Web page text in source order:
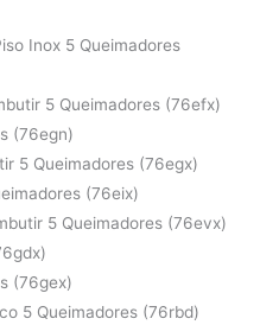
Inox 5 Queimadores
5 Queimadores (76efx)
(76egn)
5 Queimadores (76egx)
(76eix)
5 Queimadores (76evx)
(76gex)
5 Queimadores (76rbd)